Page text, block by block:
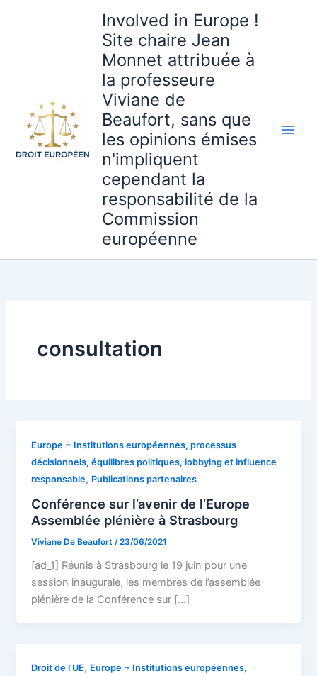
Involved in Europe !
Site chaire Jean
Monnet attribuée à
la professeure
Viviane de
Beaufort, sans que
les opinions émises
n'impliquent
cependant la
responsabilité de la
Commission
européenne
consultation
Europe ~ Institutions européennes, processus
décisionnels, équilibres politiques, lobbying et influence
responsable, Publications partenaires
Conférence sur l’avenir de l’Europe
Assemblée plénière à Strasbourg
Viviane De Beaufort /23/06/2021
[ad_1] Réunis à Strasbourg le 19 juin pour une
session inaugurale, les membres de l’assemblée
plénière de la Conférence sur […]
Droit de l'UE, Europe ~ Institutions européennes,